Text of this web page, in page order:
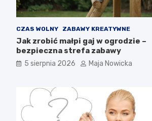
CZAS WOLNY ZABAWY KREATYWNE
Jak zrobić małpi gaj w ogrodzie –
bezpieczna strefa zabawy
5 sierpnia 2026 Maja Nowicka